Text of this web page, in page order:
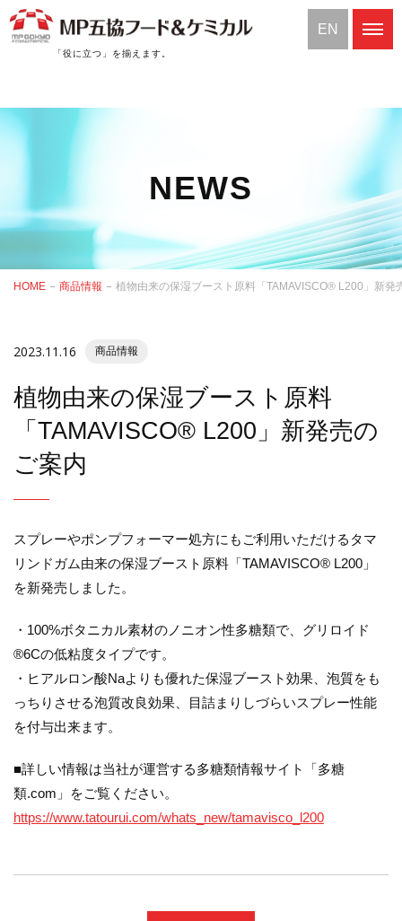
「役に立つ」を揃えます。
EN
NEWS
HOME 商品情報 植物由来の保湿ブースト原料「TAMAVISCO® L200」新発
2023.11.16 商品情報
植物由来の保湿ブースト原料
「TAMAVISCO® L200」新発売の
ご案内
スプレーやポンプフォーマー処方にもご利用いただけるタマ
リンドガム由来の保湿ブースト原料「TAMAVISCO® L200」
を新発売しました。
・100%ボタニカル素材のノニオン性多糖類で、グリロイド
®6Cの低粘度タイプです。
・ヒアルロン酸Naよりも優れた保湿ブースト効果、泡質をも
っちりさせる泡質改良効果、目詰まりしづらいスプレー性能
を付与出来ます。
■詳しい情報は当社が運営する多糖類情報サイト「多糖
類.com」をご覧ください。
https://www.tatourui.com/whats_new/tamavisco_l200